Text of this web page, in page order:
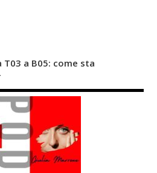
T03 a B05: come sta